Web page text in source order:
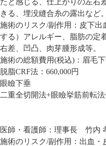
たと感じる、仕上がりの左右
きる、埋没縫合糸の露出など。
施術のリスク/副作用： 皮下出
する）アレルギー、脂肪の定
右差、凹凸、肉芽腫形成等。
施術の総額費用(税込)： 眉毛
脱脂CRF法：660,000円
眼瞼下垂
二重全切開法+眼瞼挙筋前転
医師・看護師： 理事長 竹内
施術のリスク/副作用： 出血・